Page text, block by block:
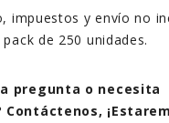
impuestos y envío no
de 250 unidades.
pregunta o necesita